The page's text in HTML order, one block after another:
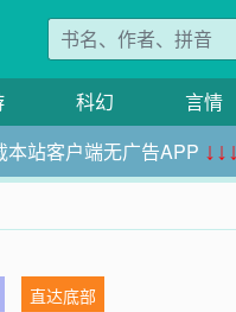
科幻 言情
本站客户端无广告APP ↓↓↓
直达底部